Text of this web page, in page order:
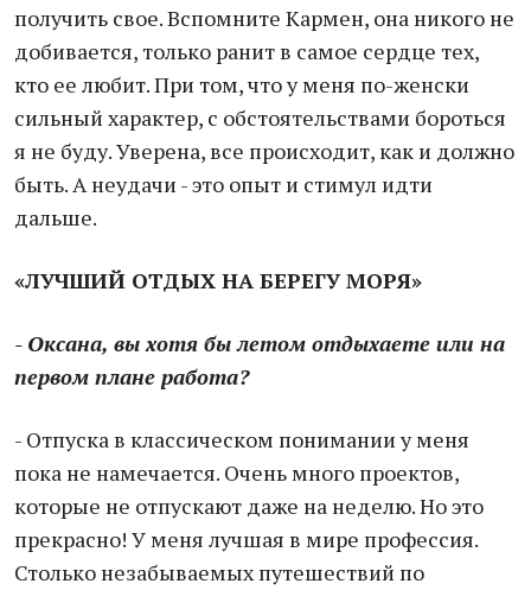
получить свое. Вспомните Кармен, она никого не
добивается, только ранит в самое сердце тех,
кто ее любит. При том, что у меня по-женски
сильный характер, с обстоятельствами бороться
я не буду. Уверена, все происходит, как и должно
быть. А неудачи - это опыт и стимул идти
дальше.
«ЛУЧШИЙ ОТДЫХ НА БЕРЕГУ МОРЯ»
- Оксана, вы хотя бы летом отдыхаете или на
первом плане работа?
- Отпуска в классическом понимании у меня
пока не намечается. Очень много проектов,
которые не отпускают даже на неделю. Но это
прекрасно! У меня лучшая в мире профессия.
Столько незабываемых путешествий по